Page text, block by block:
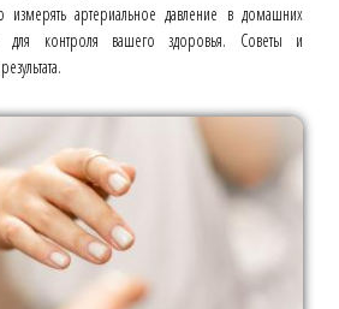
измерять артериальное давление в домашних
для контроля вашего здоровья. Советы и